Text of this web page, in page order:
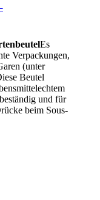
Es
Verpackungen,
(unter
Beutel
und für
beim Sous-